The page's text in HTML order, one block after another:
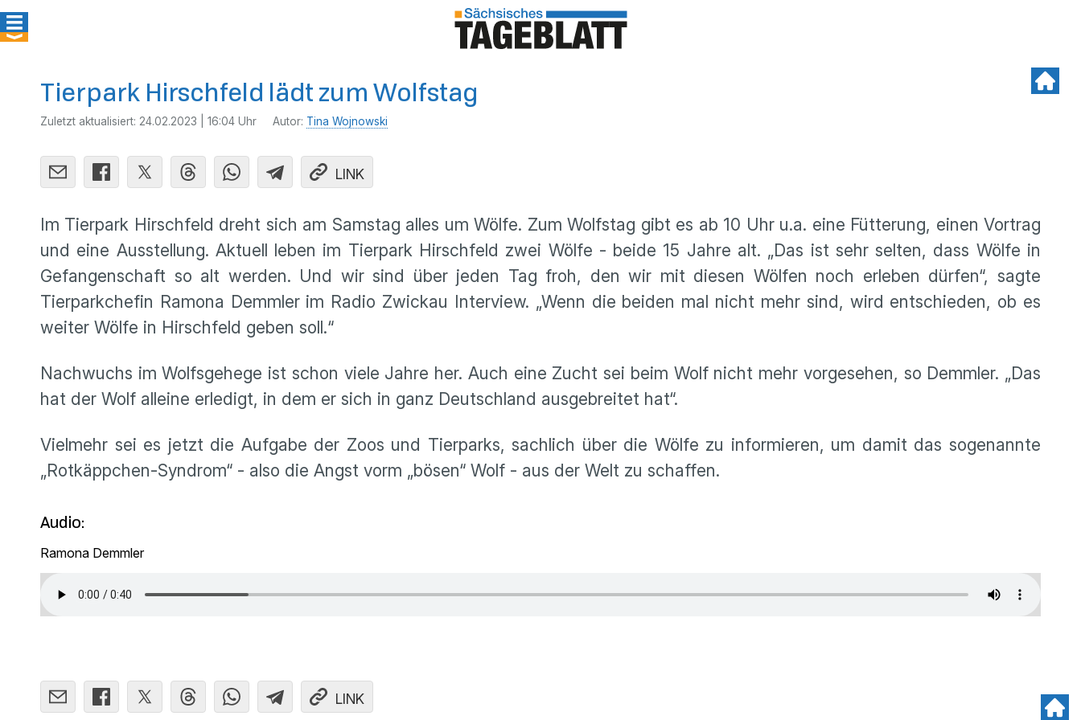
Tierpark Hirschfeld lädt zum Wolfstag
Zuletzt aktualisiert: 24.02.2023 | 16:04 Uhr Autor: Tina Wojnowski
LINK
Im Tierpark Hirschfeld dreht sich am Samstag alles um Wölfe. Zum Wolfstag gibt es ab 10 Uhr u.a. eine Fütterung, einen Vortrag
und eine Ausstellung. Aktuell leben im Tierpark Hirschfeld zwei Wölfe - beide 15 Jahre alt. „Das ist sehr selten, dass Wölfe in
Gefangenschaft so alt werden. Und wir sind über jeden Tag froh, den wir mit diesen Wölfen noch erleben dürfen“, sagte
Tierparkchefin Ramona Demmler im Radio Zwickau Interview. „Wenn die beiden mal nicht mehr sind, wird entschieden, ob es
weiter Wölfe in Hirschfeld geben soll.“
Nachwuchs im Wolfsgehege ist schon viele Jahre her. Auch eine Zucht sei beim Wolf nicht mehr vorgesehen, so Demmler. „Das
hat der Wolf alleine erledigt, in dem er sich in ganz Deutschland ausgebreitet hat“.
Vielmehr sei es jetzt die Aufgabe der Zoos und Tierparks, sachlich über die Wölfe zu informieren, um damit das sogenannte
„Rotkäppchen-Syndrom“ - also die Angst vorm „bösen“ Wolf - aus der Welt zu schaffen.
Audio:
Ramona Demmler
LINK